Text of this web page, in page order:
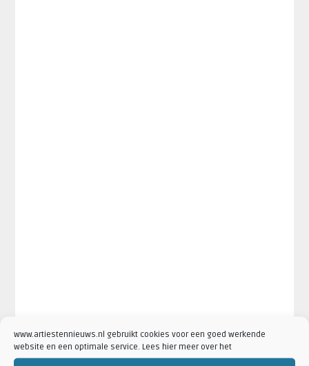
www.artiestennieuws.nl gebruikt cookies voor een goed werkende
website en een optimale service. Lees hier meer over het